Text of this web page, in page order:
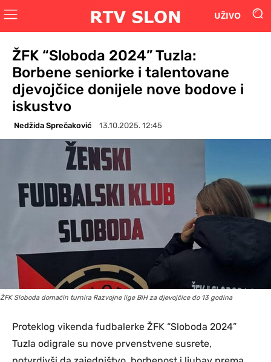
UŽIVO
ŽFK “Sloboda 2024” Tuzla:
Borbene seniorke i talentovane
djevojčice donijele nove bodove i
iskustvo
Nedžida Sprečaković 13.10.2025. 12:45
ŽFK Sloboda domaćin turnira Razvojne lige BiH za djevojčice do 13 godina
Proteklog vikenda fudbalerke ŽFK “Sloboda 2024”
Tuzla odigrale su nove prvenstvene susrete,